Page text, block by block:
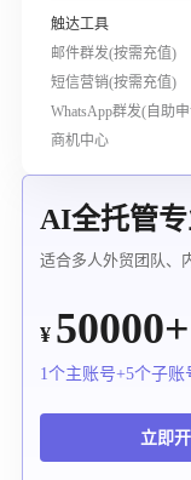
触达工具
邮件群发(按需充值)
短信营销(按需充值)
WhatsApp群发(自助
商机中心
AI全托管
适合多人外贸团队、
¥ 50000+
1个主账号+5个子账
立即